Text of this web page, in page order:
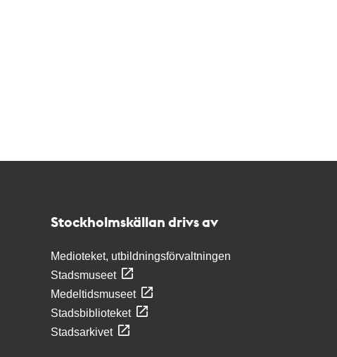
Stockholmskällan drivs av
Medioteket, utbildningsförvaltningen
Stadsmuseet
Medeltidsmuseet
Stadsbiblioteket
Stadsarkivet